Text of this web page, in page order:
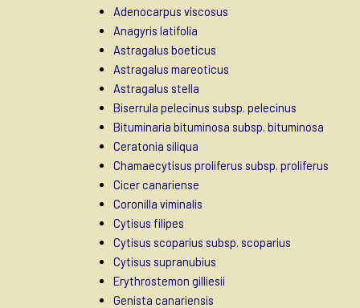
Adenocarpus viscosus
Anagyris latifolia
Astragalus boeticus
Astragalus mareoticus
Astragalus stella
Biserrula pelecinus subsp. pelecinus
Bituminaria bituminosa subsp. bituminosa
Ceratonia siliqua
Chamaecytisus proliferus subsp. proliferus
Cicer canariense
Coronilla viminalis
Cytisus filipes
Cytisus scoparius subsp. scoparius
Cytisus supranubius
Erythrostemon gilliesii
Genista canariensis